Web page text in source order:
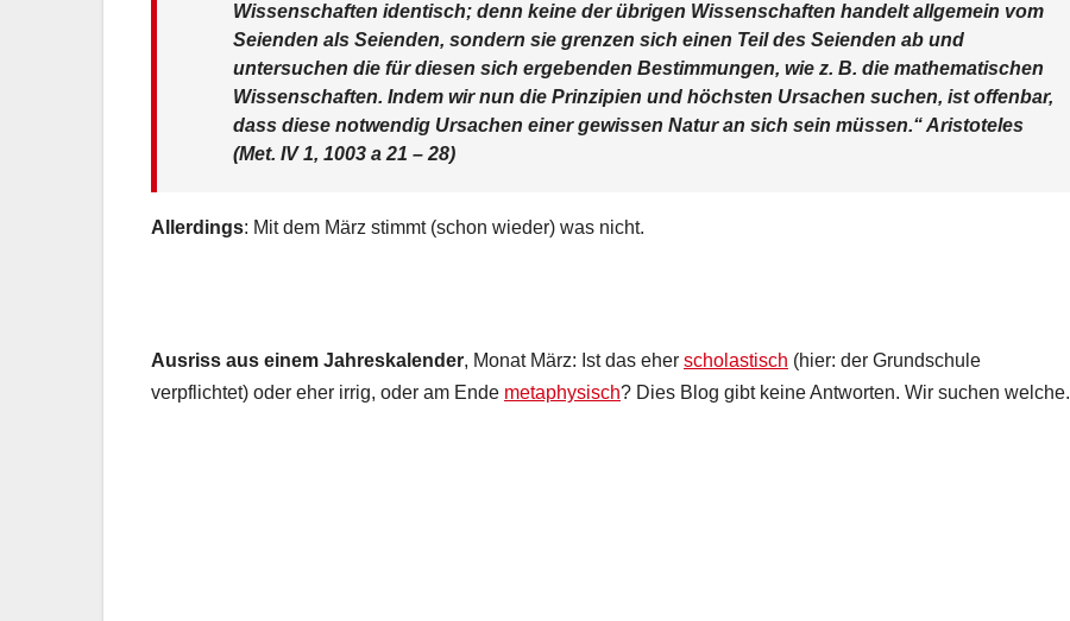
Wissenschaften identisch; denn keine der übrigen Wissenschaften handelt allgemein vom
Seienden als Seienden, sondern sie grenzen sich einen Teil des Seienden ab und
untersuchen die für diesen sich ergebenden Bestimmungen, wie z. B. die mathematischen
Wissenschaften. Indem wir nun die Prinzipien und höchsten Ursachen suchen, ist offenbar,
dass diese notwendig Ursachen einer gewissen Natur an sich sein müssen.“ Aristoteles
(Met. IV 1, 1003 a 21 – 28)
Allerdings: Mit dem März stimmt (schon wieder) was nicht.
Ausriss aus einem Jahreskalender, Monat März: Ist das eher scholastisch (hier: der Grundschule
verpflichtet) oder eher irrig, oder am Ende metaphysisch? Dies Blog gibt keine Antworten. Wir suchen welche.